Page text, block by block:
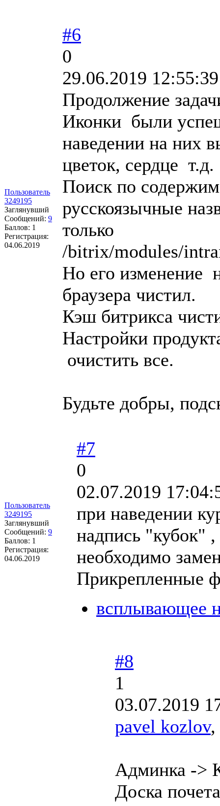
Пользователь
3249195
Заглянувший
Сообщений: 9
Баллов: 1
Регистрация:
04.06.2019
#6
0
29.06.2019 12:55:39
Продолжение
Иконки были
наведении на них
цветок, сердце т.д.
Поиск по
русскоязычные
только
/bitrix/modules/
Но его изменение
браузера чистил.
Кэш битрикса
Настройки
очистить все.
Будьте добры,
Пользователь
3249195
Заглянувший
Сообщений: 9
Баллов: 1
Регистрация:
04.06.2019
#7
0
02.07.2019
при наведении
надпись "кубок"
необходимо
Прикрепленные
всплывающее
#8
1
03.07.2019
pavel kozlov,
Админка ->
Доска почета